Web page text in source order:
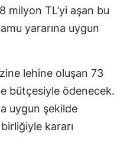
milyon TL’yi aşan bu
yararına uygun
lehine oluşan 73
bütçesiyle ödenecek.
uygun şekilde
kararı